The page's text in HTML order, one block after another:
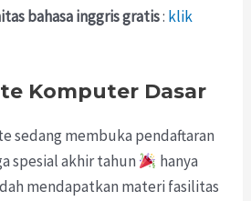
bahasa inggris gratis: klik
Komputer Dasar
sedang membuka pendaftaran
spesial akhir tahun
hanya
mendapatkan materi fasilitas